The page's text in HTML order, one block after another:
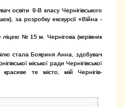
освіти 9-В класу Чернігівського
за розробку екскурсії «Війна -
ліцею № 15 м. Чернігова (керівник
стала Бояриня Анна, здобувач
міської ради Чернігівської
те місто, мій Чернігів-